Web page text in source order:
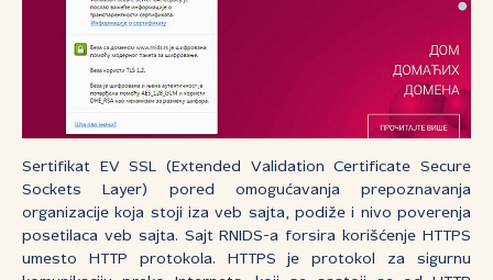
Sertifikat EV SSL (Extended Validation Certificate Secure
Sockets Layer) pored omogućavanja prepoznavanja
organizacije koja stoji iza veb sajta, podiže i nivo poverenja
posetilaca veb sajta. Sajt RNIDS-a forsira korišćenje HTTPS
umesto HTTP protokola. HTTPS je protokol za sigurnu